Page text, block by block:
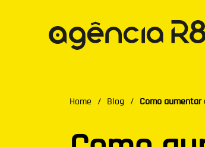
Home / Blog / Como aumentar